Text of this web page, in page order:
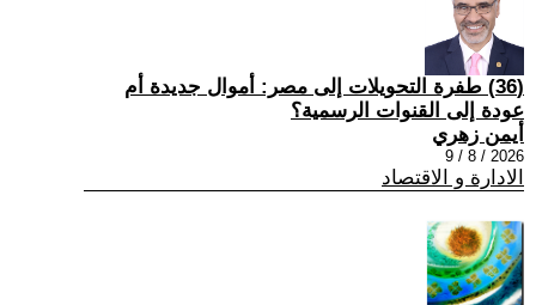
(36) طفرة التحويلات إلى مصر: أموال جديدة أم
عودة إلى القنوات الرسمية؟
أيمن زهري
2026 / 8 / 9
الادارة و الاقتصاد